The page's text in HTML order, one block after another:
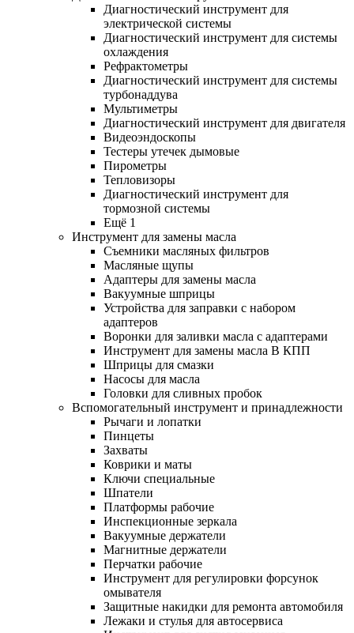
Диагностический инструмент для
электрической системы
Диагностический инструмент для системы
охлаждения
Рефрактометры
Диагностический инструмент для системы
турбонаддува
Мультиметры
Диагностический инструмент для двигателя
Видеоэндоскопы
Тестеры утечек дымовые
Пирометры
Тепловизоры
Диагностический инструмент для
тормозной системы
Ещё 1
Инструмент для замены масла
Съемники масляных фильтров
Масляные щупы
Адаптеры для замены масла
Вакуумные шприцы
Устройства для заправки с набором
адаптеров
Воронки для заливки масла с адаптерами
Инструмент для замены масла В КПП
Шприцы для смазки
Насосы для масла
Головки для сливных пробок
Вспомогательный инструмент и принадлежности
Рычаги и лопатки
Пинцеты
Захваты
Коврики и маты
Ключи специальные
Шпатели
Платформы рабочие
Инспекционные зеркала
Вакуумные держатели
Магнитные держатели
Перчатки рабочие
Инструмент для регулировки форсунок
омывателя
Защитные накидки для ремонта автомобиля
Лежаки и стулья для автосервиса